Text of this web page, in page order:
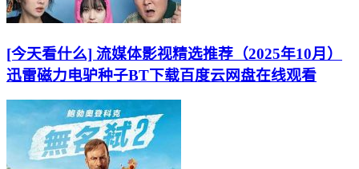
[今天看什么] 流媒体影视精选推荐（2025年10月）
迅雷磁力电驴种子BT下载百度云网盘在线观看